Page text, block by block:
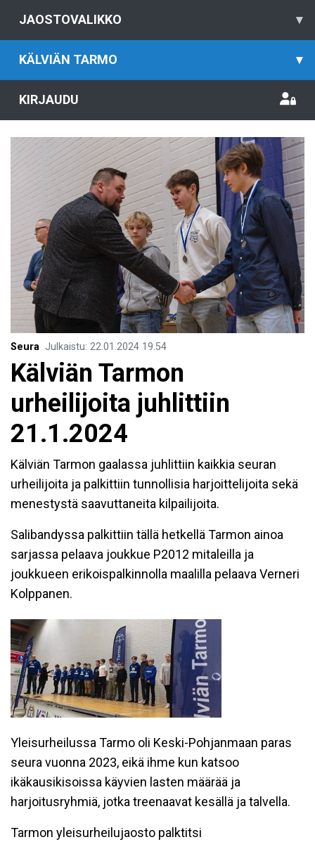
JAOSTOVALIKKO ▾
KÄLVIÄN TARMO ▾
KIRJAUDU
Seura Julkaistu: 22.01.2024 19.54
Kälviän Tarmon
urheilijoita juhlittiin
21.1.2024
Kälviän Tarmon gaalassa juhlittiin kaikkia seuran
urheilijoita ja palkittiin tunnollisia harjoittelijoita sekä
menestystä saavuttaneita kilpailijoita.
Salibandyssa palkittiin tällä hetkellä Tarmon ainoa
sarjassa pelaava joukkue P2012 mitaleilla ja
joukkueen erikoispalkinnolla maalilla pelaava Verneri
Kolppanen.
Yleisurheilussa Tarmo oli Keski-Pohjanmaan paras
seura vuonna 2023, eikä ihme kun katsoo
ikäkausikisoissa käyvien lasten määrää ja
harjoitusryhmiä, jotka treenaavat kesällä ja talvella.
Tarmon yleisurheilujaosto palktitsi